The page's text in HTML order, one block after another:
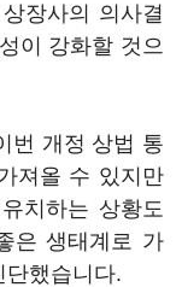
장사의 의사결
이 강화할 것으
번 개정 상법 통
져올 수 있지만
치하는 상황도
은 생태계로 가
단했습니다.